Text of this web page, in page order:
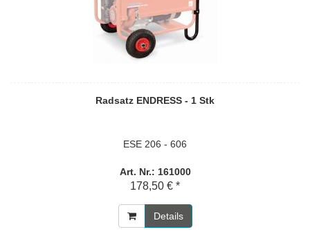
Radsatz ENDRESS - 1 Stk
ESE 206 - 606
Art. Nr.: 161000
178,50 € *
Details